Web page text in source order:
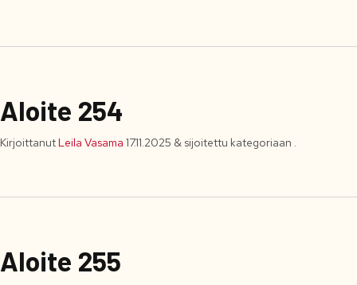
Aloite 254
KirjoittanutLeila Vasama 17.11.2025 & sijoitettu kategoriaan .
Aloite 255